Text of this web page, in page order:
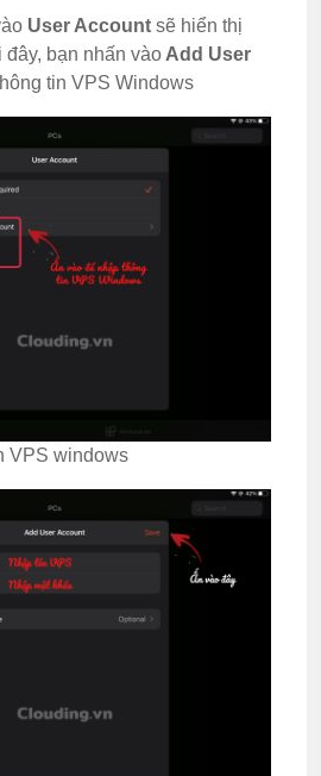
User Account sẽ hiển thị
bạn nhấn vào Add User
tin VPS Windows
VPS windows